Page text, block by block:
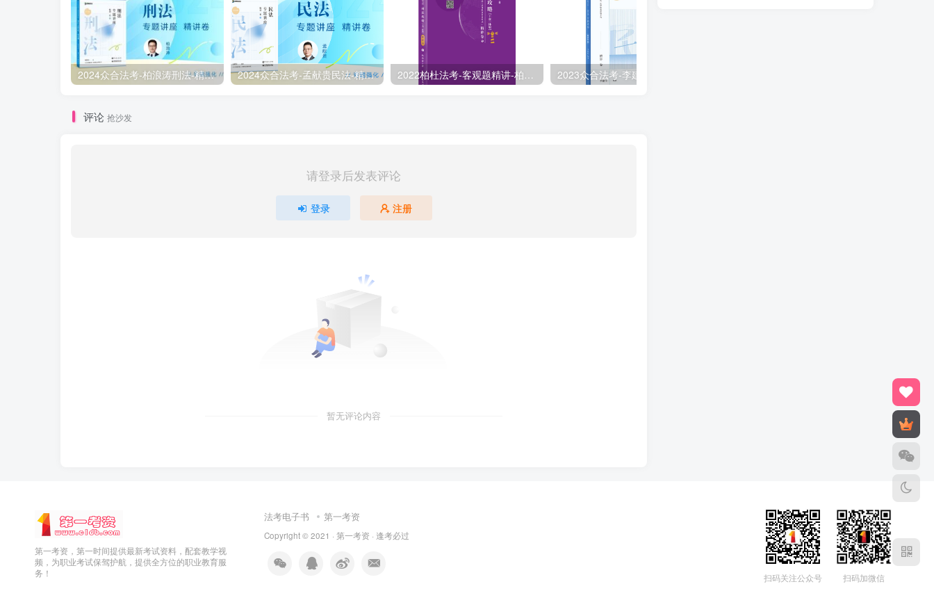
2024众合法考-柏浪涛刑法-精讲卷pdf电子版（附视频1-76全） 2024众合法考-孟献贵民法-精讲卷.pdf 2022柏杜法考-客观题精讲-柏浪涛刑法攻略.pdf
评论 抢沙发
请登录后发表评论
登录 注册
暂无评论内容
第一考资，第一时间提供最新考试资料，配套教学视
频，为职业考试保驾护航，提供全方位的职业教育服
务！
法考电子书 第一考资
Copyright © 2021 · 第一考资 · 逢考必过
扫码关注公众号 扫码加微信